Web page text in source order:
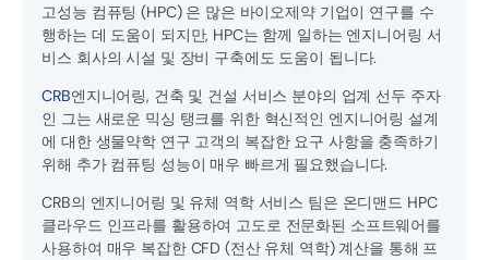
고성능 컴퓨팅 (HPC) 은 많은 바이오제약 기업이 연구를 수
행하는 데 도움이 되지만, HPC는 함께 일하는 엔지니어링 서
비스 회사의 시설 및 장비 구축에도 도움이 됩니다.
CRB엔지니어링, 건축 및 건설 서비스 분야의 업계 선두 주자
인 그는 새로운 믹싱 탱크를 위한 혁신적인 엔지니어링 설계
에 대한 생물약학 연구 고객의 복잡한 요구 사항을 충족하기
위해 추가 컴퓨팅 성능이 매우 빠르게 필요했습니다.
CRB의 엔지니어링 및 유체 역학 서비스 팀은 온디맨드 HPC
클라우드 인프라를 활용하여 고도로 전문화된 소프트웨어를
사용하여 매우 복잡한 CFD (전산 유체 역학) 계산을 통해 프